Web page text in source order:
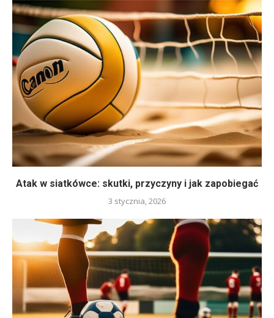
Atak w siatkówce: skutki, przyczyny i jak zapobiegać
3 stycznia, 2026